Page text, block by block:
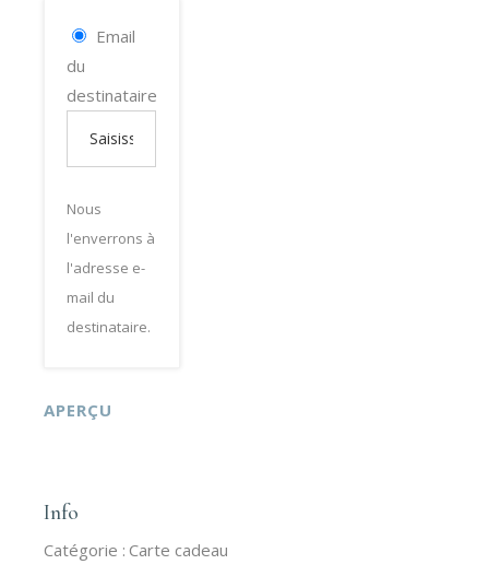
Email
du
destinataire
Nous
l'enverrons à
l'adresse e-
mail du
destinataire.
APERÇU
Info
Catégorie : Carte cadeau